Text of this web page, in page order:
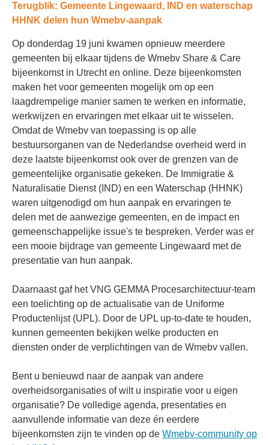
Terugblik: Gemeente Lingewaard, IND en waterschap
HHNK delen hun Wmebv-aanpak
Op donderdag 19 juni kwamen opnieuw meerdere
gemeenten bij elkaar tijdens de Wmebv Share & Care
bijeenkomst in Utrecht en online. Deze bijeenkomsten
maken het voor gemeenten mogelijk om op een
laagdrempelige manier samen te werken en informatie,
werkwijzen en ervaringen met elkaar uit te wisselen.
Omdat de Wmebv van toepassing is op alle
bestuursorganen van de Nederlandse overheid werd in
deze laatste bijeenkomst ook over de grenzen van de
gemeentelijke organisatie gekeken. De Immigratie &
Naturalisatie Dienst (IND) en een Waterschap (HHNK)
waren uitgenodigd om hun aanpak en ervaringen te
delen met de aanwezige gemeenten, en de impact en
gemeenschappelijke issue's te bespreken. Verder was er
een mooie bijdrage van gemeente Lingewaard met de
presentatie van hun aanpak.
Daarnaast gaf het VNG GEMMA Procesarchitectuur-team
een toelichting op de actualisatie van de Uniforme
Productenlijst (UPL). Door de UPL up-to-date te houden,
kunnen gemeenten bekijken welke producten en
diensten onder de verplichtingen van de Wmebv vallen.
Bent u benieuwd naar de aanpak van andere
overheidsorganisaties of wilt u inspiratie voor u eigen
organisatie? De volledige agenda, presentaties en
aanvullende informatie van deze én eerdere
bijeenkomsten zijn te vinden op de Wmebv-community op